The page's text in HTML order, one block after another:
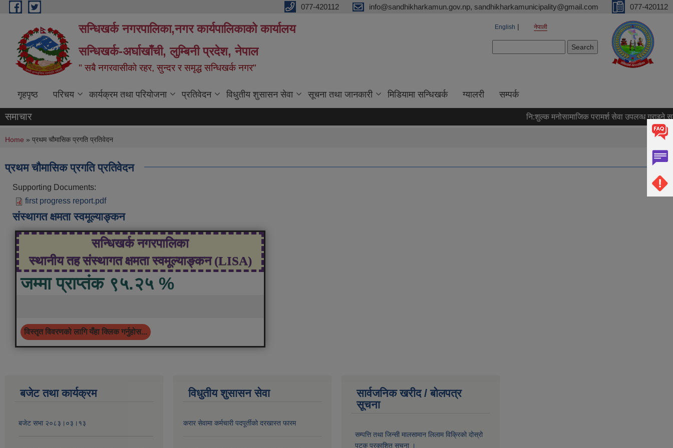
Skip to main content 077-420112 info@sandhikharkamun.gov.np, sandhikharkamunicipality@gmail.com 077-420112
सन्धिखर्क नगरपालिका,नगर कार्यपालिकाको कार्यालय
सन्धिखर्क-अर्घाखाँची, लुम्बिनी प्रदेश, नेपाल
" सबै नगरवासीकाे रहर, सुन्दर र समृद्ध सन्धिखर्क नगर"
English नेपाली
गृहपृष्ठ परिचय कार्यक्रम तथा परियोजना प्रतिवेदन विधुतीय शुसासन सेवा सूचना तथा जानकारी मिडियामा सन्धिखर्क ग्यालरी सम्पर्क
समाचार नि:शुल्क मनोसामाजिक परामर्श सेवा उपलव्ध गराइने
You are here
Home » प्रथम चौमासिक प्रगति प्रतिवेदन
प्रथम चौमासिक प्रगति प्रतिवेदन
Supporting Documents:
first progress report.pdf
संस्थागत क्षमता स्वमूल्याङ्कन
सन्धिखर्क नगरपालिका
स्थानीय तह संस्थागत क्षमता स्वमूल्याङ्कन (LISA)
जम्मा प्राप्तंक ९५.२५ %
विस्तृत विवरणको लागि यँहा क्लिक गर्नुहोस...
बजेट तथा कार्यक्रम
बजेट सभा २०८३।०३।१३
विधुतीय शुसासन सेवा
करार सेवामा कर्मचारी पदपूर्तीको दरखास्त फारम
सार्वजनिक खरीद / बोलपत्र
सूचना
सम्पत्ति तथा जिन्सी मालसामान लिलाम विक्रिको दोस्रो
पटक प्रकाशित सूचना ।